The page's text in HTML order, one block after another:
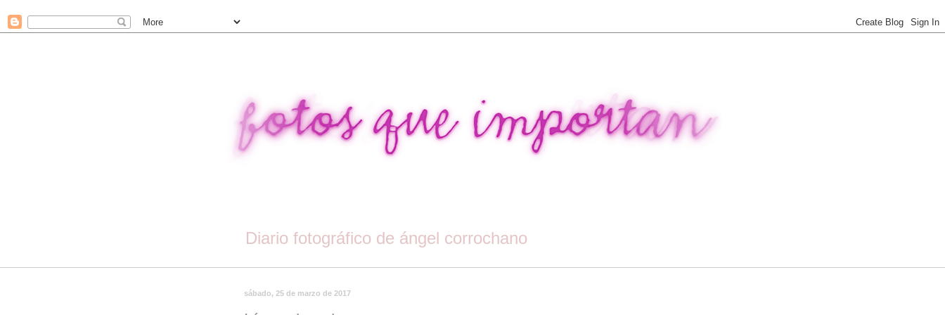
Diario fotográfico de ángel corrochano
sábado, 25 de marzo de 2017